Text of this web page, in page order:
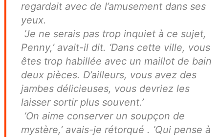
regardait avec de l’amusement dans ses
yeux.
‘Je ne serais pas trop inquiet à ce sujet,
Penny,’ avait-il dit. ‘Dans cette ville, vous
êtes trop habillée avec un maillot de bain
deux pièces. D’ailleurs, vous avez des
jambes délicieuses, vous devriez les
laisser sortir plus souvent.’
‘On aime conserver un soupçon de
mystère,’ avais-je rétorqué . ‘Qui pense à